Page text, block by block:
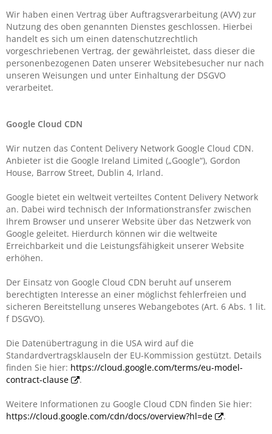
Wir haben einen Vertrag über Auftragsverarbeitung (AVV) zur
Nutzung des oben genannten Dienstes geschlossen. Hierbei
handelt es sich um einen datenschutzrechtlich
vorgeschriebenen Vertrag, der gewährleistet, dass dieser die
personenbezogenen Daten unserer Websitebesucher nur nach
unseren Weisungen und unter Einhaltung der DSGVO
verarbeitet.
Google Cloud CDN
Wir nutzen das Content Delivery Network Google Cloud CDN.
Anbieter ist die Google Ireland Limited („Google“), Gordon
House, Barrow Street, Dublin 4, Irland.
Google bietet ein weltweit verteiltes Content Delivery Network
an. Dabei wird technisch der Informationstransfer zwischen
Ihrem Browser und unserer Website über das Netzwerk von
Google geleitet. Hierdurch können wir die weltweite
Erreichbarkeit und die Leistungsfähigkeit unserer Website
erhöhen.
Der Einsatz von Google Cloud CDN beruht auf unserem
berechtigten Interesse an einer möglichst fehlerfreien und
sicheren Bereitstellung unseres Webangebotes (Art. 6 Abs. 1 lit.
f DSGVO).
Die Datenübertragung in die USA wird auf die
Standardvertragsklauseln der EU-Kommission gestützt. Details
finden Sie hier: https://cloud.google.com/terms/eu-model-
contract-clause
.
Weitere Informationen zu Google Cloud CDN finden Sie hier:
https://cloud.google.com/cdn/docs/overview?hl=de
.